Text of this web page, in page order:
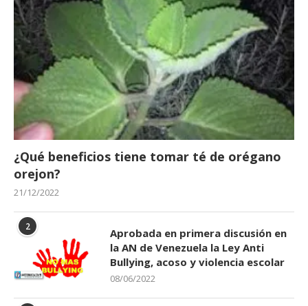
¿Qué beneficios tiene tomar té de orégano
orejon?
21/12/2022
2
Aprobada en primera discusión en
la AN de Venezuela la Ley Anti
Bullying, acoso y violencia escolar
08/06/2022